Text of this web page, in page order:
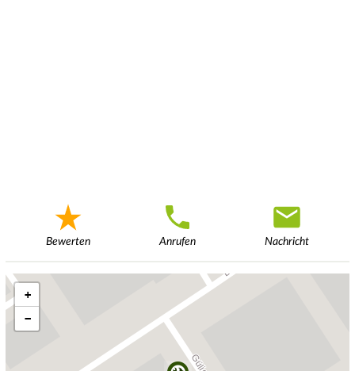
Bewerten Anrufen Nachricht
+
−